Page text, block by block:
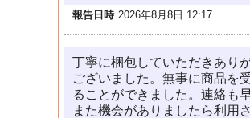
報告日時 2026年8月8日 12:17
丁寧に梱包していただきあり
ございました。無事に商品を
ることができました。連絡も早
また機会がありましたら利用